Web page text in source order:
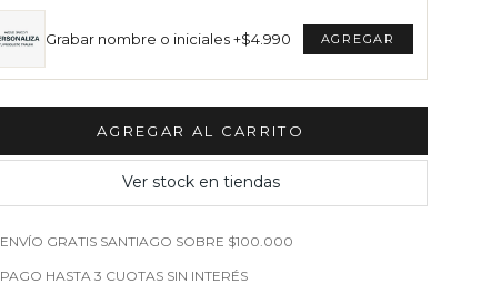
Grabar nombre o iniciales +$4.990
AGREGAR AL CARRITO
Ver stock en tiendas
ENVÍO GRATIS SANTIAGO SOBRE $100.000
PAGO HASTA 3 CUOTAS SIN INTERÉS